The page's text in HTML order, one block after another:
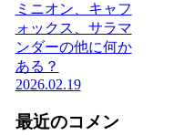
ミニオン、キャフ
ォックス、サラマ
ンダーの他に何か
ある？
2026.02.19
最近のコメン